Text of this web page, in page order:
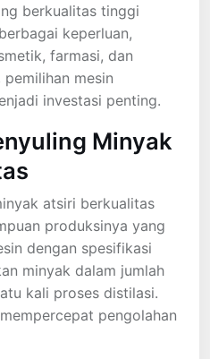
berkualitas tinggi
keperluan,
farmasi, dan
mesin
investasi penting.
Minyak
atsiri berkualitas
produksinya yang
dengan spesifikasi
minyak dalam jumlah
kali proses distilasi.
pengolahan